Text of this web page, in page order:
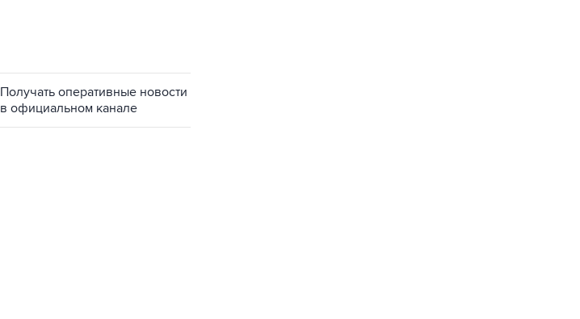
Получать оперативные новости
в официальном канале